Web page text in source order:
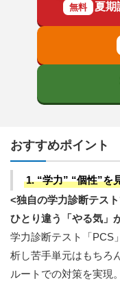
無料 夏期
おすすめポイント
1. “学力” “個性”
<独自の学力診断テス
ひとり違う「やる気」
学力診断テスト「PCS
析し苦手単元はもちろ
ルートでの対策を実現